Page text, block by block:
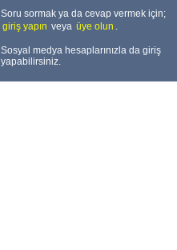
Soru sormak ya da cevap vermek için;
giriş yapın veya üye olun .
Sosyal medya hesaplarınızla da giriş
yapabilirsiniz.